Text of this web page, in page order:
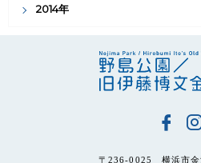
2014年
〒236-0025 横浜市金